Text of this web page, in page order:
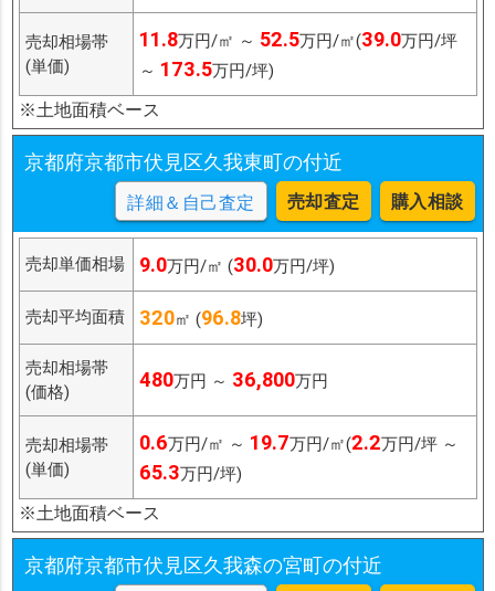
売却相場帯
(単価)
11.8万円/㎡ ～ 52.5万円/㎡(39.0万円/坪
～ 173.5万円/坪)
※土地面積ベース
京都府京都市伏見区久我東町の付近
詳細＆自己査定 売却査定 購入相談
売却単価相場 9.0万円/㎡ (30.0万円/坪)
売却平均面積 320㎡ (96.8坪)
売却相場帯
(価格)
480万円 ～ 36,800万円
売却相場帯
(単価)
0.6万円/㎡ ～ 19.7万円/㎡(2.2万円/坪 ～
65.3万円/坪)
※土地面積ベース
京都府京都市伏見区久我森の宮町の付近